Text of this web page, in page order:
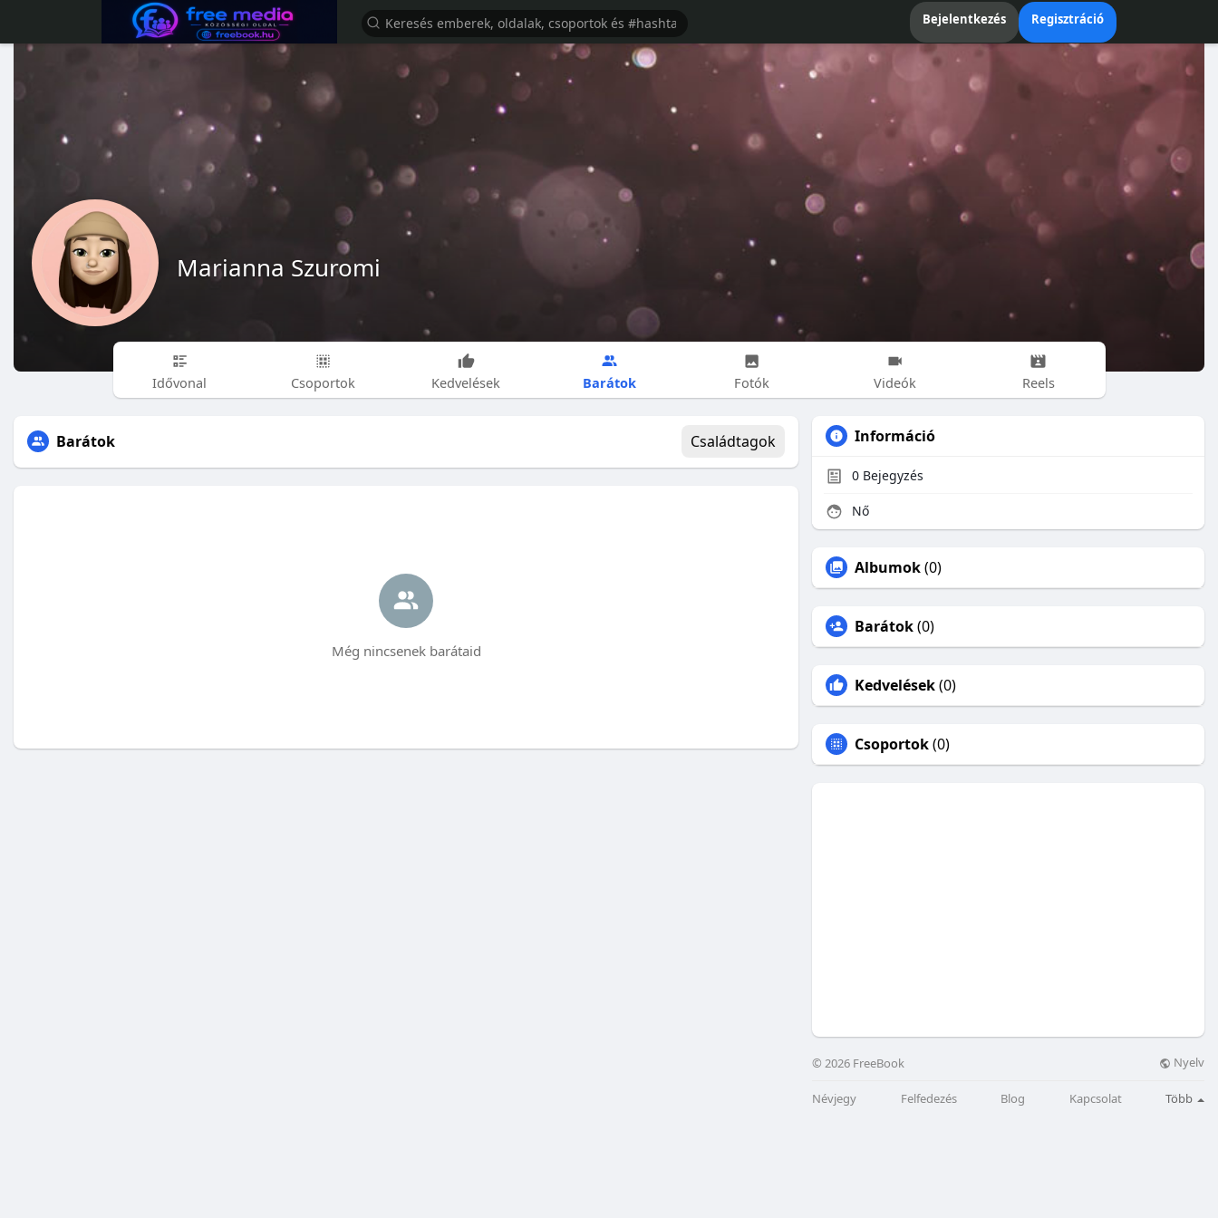
Bejelentkezés Regisztráció
Marianna Szuromi
Idővonal Csoportok Kedvelések Barátok Fotók Videók Reels
Barátok Családtagok
Még nincsenek barátaid
Információ
0 Bejegyzés
Nő
Albumok(0)
Barátok(0)
Kedvelések(0)
Csoportok(0)
© 2026 FreeBook Nyelv
Névjegy Felfedezés Blog Kapcsolat Több